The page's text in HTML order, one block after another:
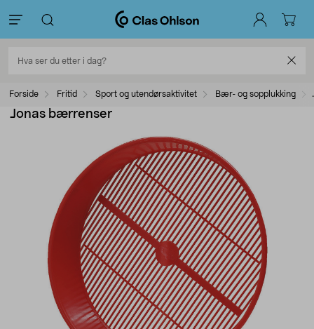
Forside Fritid Sport og utendørsaktivitet Bær- og sopplukking
Jonas bærrenser